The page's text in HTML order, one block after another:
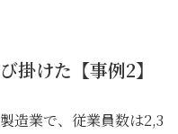
掛けた【事例2】
造業で、従業員数は2,3